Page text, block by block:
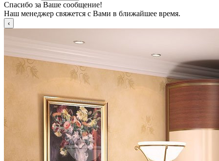
Спасибо за Ваше сообщение!
Наш менеджер свяжется с Вами в ближайшее время.